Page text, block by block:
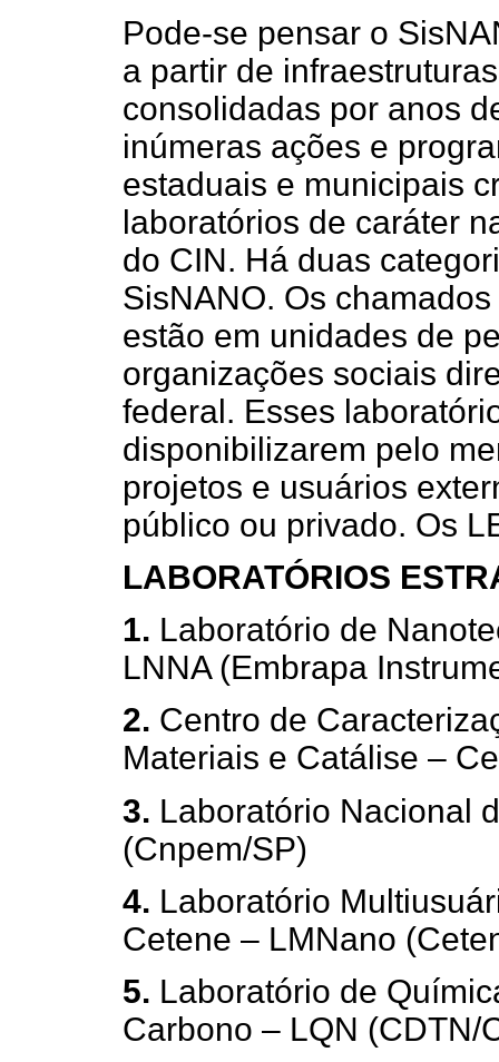
Pode-se pensar o
a partir de
consolidadas por anos
inúmeras ações e
estaduais e municipais
laboratórios de caráter
do CIN. Há duas
SisNANO. Os
estão em unidades de
organizações sociais
federal. Esses
disponibilizarem pelo
projetos e usuários
público ou privado. Os
LABORATÓRIOS
1. Laboratório de
LNNA (Embrapa
2. Centro de
Materiais e Catálise –
3. Laboratório Nacional
(Cnpem/SP)
4. Laboratório
Cetene – LMNano
5. Laboratório de
Carbono – LQN (CDTN/